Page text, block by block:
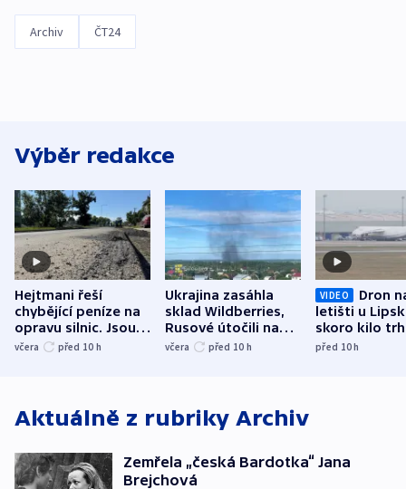
Archiv ČT24
Výběr redakce
Hejtmani řeší
chybějící peníze na
opravu silnic. Jsou
nenárokové, namítá
včera před 10 h
Ukrajina zasáhla
sklad Wildberries,
Rusové útočili na
trh, hasiče či
včera před 10 h
VIDEO
Dron
letišti u
skoro kilo
indicie
před 10h
Aktuálně z rubriky Archiv
Zemřela „česká Bardotka“ Jana
Brejchová